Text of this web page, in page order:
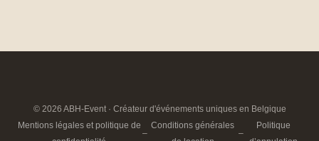
© 2026 ABH-Event · Créateur d'événements uniques en Belgique
Mentions légales et politique de
–
Conditions générales
–
Politique